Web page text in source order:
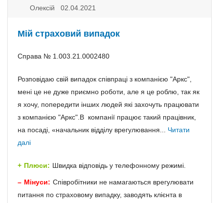
Олексій 02.04.2021
Мій страховий випадок
Справа № 1.003.21.0002480
Розповідаю свій випадок співпраці з компанією "Аркс",
мені це не дуже приємно роботи, але я це роблю, так як
я хочу, попередити інших людей які захочуть працювати
з компанією "Аркс".В компанії працює такий працівник,
на посаді, «начальник відділу врегулювання... Читати
далі
Плюси: Швидка відповідь у телефонному режимі.
Мінуси: Співробітники не намагаються врегулювати
питання по страховому випадку, заводять клієнта в